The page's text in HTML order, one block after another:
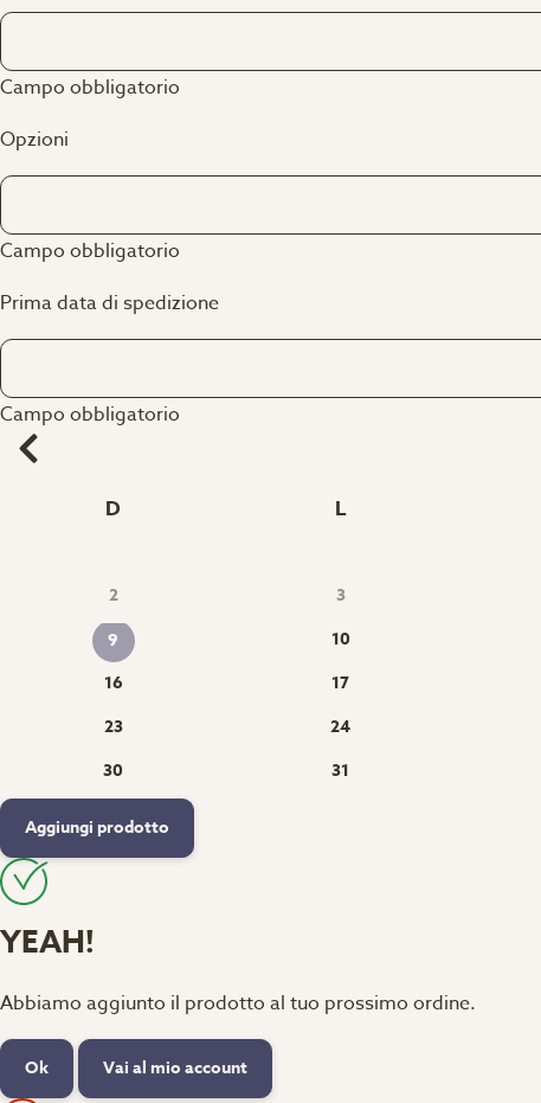
Campo obbligatorio
Opzioni
Campo obbligatorio
Prima data di spedizione
Campo obbligatorio
D L
2
3
9
10
16
17
23
24
30
31
Aggiungi prodotto
YEAH!
Abbiamo aggiunto il prodotto al tuo prossimo ordine.
Ok Vai al mio account